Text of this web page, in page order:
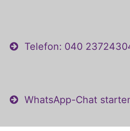
Telefon: 040
WhatsApp-Chat